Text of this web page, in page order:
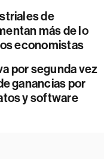
de
más de lo
economistas
por segunda vez
ganancias por
y software